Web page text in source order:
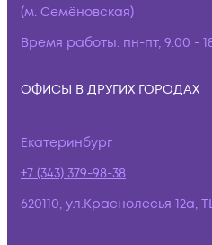
(м. Семёновская)
Время работы: пн-пт, 9:00 -
ОФИСЫ В ДРУГИХ ГОРОДАХ
Екатеринбург
+7 (343) 379-98-38
620110, ул.Краснолесья 12а,